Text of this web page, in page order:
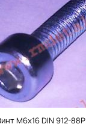
М6х16 DIN 912-88P